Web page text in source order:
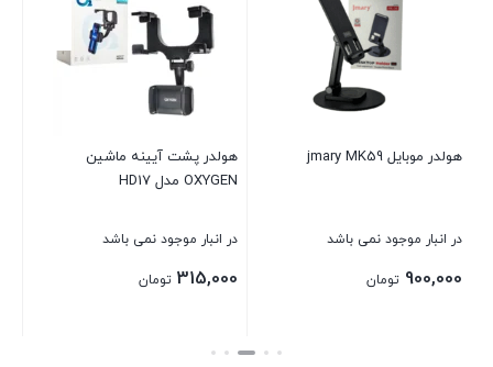
هولدر موبایل jmary MK59
در انبار موجود نمی باشد
900,000 تومان
هولدر پشت آیینه ماشین
OXYGEN مدل HD17
در انبار موجود نمی باشد
315,000 تومان
بستن